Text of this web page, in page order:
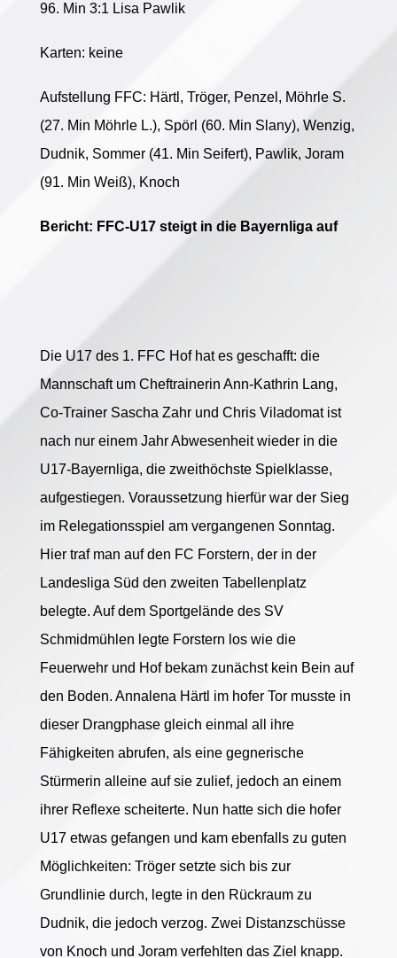
96. Min 3:1 Lisa Pawlik
Karten: keine
Aufstellung FFC: Härtl, Tröger, Penzel, Möhrle S.
(27. Min Möhrle L.), Spörl (60. Min Slany), Wenzig,
Dudnik, Sommer (41. Min Seifert), Pawlik, Joram
(91. Min Weiß), Knoch
Bericht: FFC-U17 steigt in die Bayernliga auf
Die U17 des 1. FFC Hof hat es geschafft: die
Mannschaft um Cheftrainerin Ann-Kathrin Lang,
Co-Trainer Sascha Zahr und Chris Viladomat ist
nach nur einem Jahr Abwesenheit wieder in die
U17-Bayernliga, die zweithöchste Spielklasse,
aufgestiegen. Voraussetzung hierfür war der Sieg
im Relegationsspiel am vergangenen Sonntag.
Hier traf man auf den FC Forstern, der in der
Landesliga Süd den zweiten Tabellenplatz
belegte. Auf dem Sportgelände des SV
Schmidmühlen legte Forstern los wie die
Feuerwehr und Hof bekam zunächst kein Bein auf
den Boden. Annalena Härtl im hofer Tor musste in
dieser Drangphase gleich einmal all ihre
Fähigkeiten abrufen, als eine gegnerische
Stürmerin alleine auf sie zulief, jedoch an einem
ihrer Reflexe scheiterte. Nun hatte sich die hofer
U17 etwas gefangen und kam ebenfalls zu guten
Möglichkeiten: Tröger setzte sich bis zur
Grundlinie durch, legte in den Rückraum zu
Dudnik, die jedoch verzog. Zwei Distanzschüsse
von Knoch und Joram verfehlten das Ziel knapp.